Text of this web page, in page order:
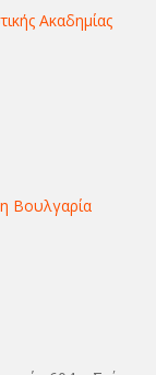
Ακαδημίας
Βουλγαρία